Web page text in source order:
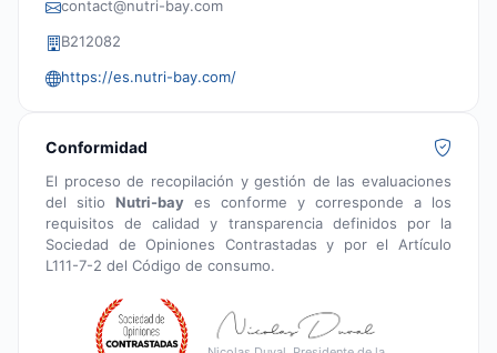
contact@nutri-bay.com
B212082
https://es.nutri-bay.com/
Conformidad
El proceso de recopilación y gestión de las evaluaciones
del sitio Nutri-bay es conforme y corresponde a los
requisitos de calidad y transparencia definidos por la
Sociedad de Opiniones Contrastadas y por el Artículo
L111-7-2 del Código de consumo.